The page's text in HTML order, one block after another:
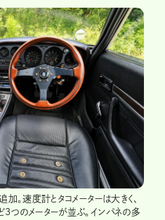
。速度計とタコメーターは大きく、
のメーターが並ぶ。インパネの多